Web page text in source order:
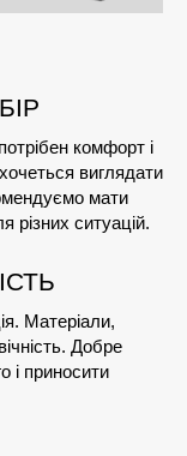
комфорт і
виглядати
мати
різних ситуацій.
Матеріали,
Добре
і приносити